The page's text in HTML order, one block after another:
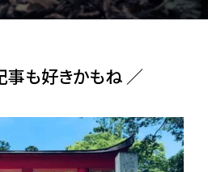
事も好きかもね ／